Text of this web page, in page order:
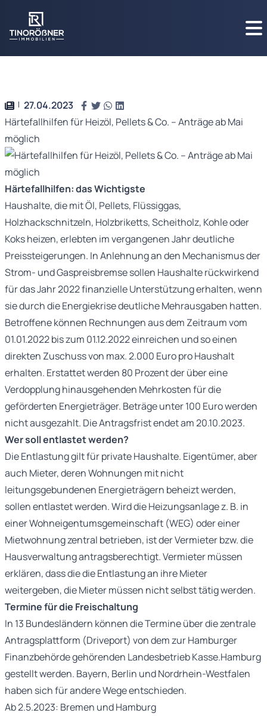
27.04.2023
Härtefallhilfen für Heizöl, Pellets & Co. – Anträge ab Mai
möglich
Härtefallhilfen: das Wichtigste
Haushalte, die mit Öl, Pellets, Flüssiggas,
Holzhackschnitzeln, Holzbriketts, Scheitholz, Kohle oder
Koks heizen, erlebten im vergangenen Jahr deutliche
Preissteigerungen. In Anlehnung an den Mechanismus der
Strom- und Gaspreisbremse sollen Haushalte rückwirkend
für das Jahr 2022 finanzielle Unterstützung erhalten, wenn
sie durch die Energiekrise deutliche Mehrausgaben hatten.
Betroffene können Rechnungen aus dem Zeitraum vom
01.01.2022 bis zum 01.12.2022 einreichen und so einen
direkten Zuschuss von max. 2.000 Euro pro Haushalt
erhalten. Erstattet werden 80 Prozent der über eine
Verdopplung hinausgehenden Mehrkosten für die
geförderten Energieträger. Beträge unter 100 Euro werden
nicht ausgezahlt. Die Antragsfrist endet am 20.10.2023.
Wer soll entlastet werden?
Die Entlastung gilt für private Haushalte. Eigentümer, aber
auch Mieter, deren Wohnungen mit nicht
leitungsgebundenen Energieträgern beheizt werden,
sollen entlastet werden. Wird die Heizungsanlage z. B. in
einer Wohneigentumsgemeinschaft (WEG) oder einer
Mietwohnung zentral betrieben, ist der Vermieter bzw. die
Hausverwaltung antragsberechtigt. Vermieter müssen
erklären, dass die die Entlastung an ihre Mieter
weitergeben, die Mieter müssen nicht selbst tätig werden.
Termine für die Freischaltung
In 13 Bundesländern können die Termine über die zentrale
Antragsplattform (Driveport) von dem zur Hamburger
Finanzbehörde gehörenden Landesbetrieb Kasse.Hamburg
gestellt werden. Bayern, Berlin und Nordrhein-Westfalen
haben sich für andere Wege entschieden.
Ab 2.5.2023: Bremen und Hamburg